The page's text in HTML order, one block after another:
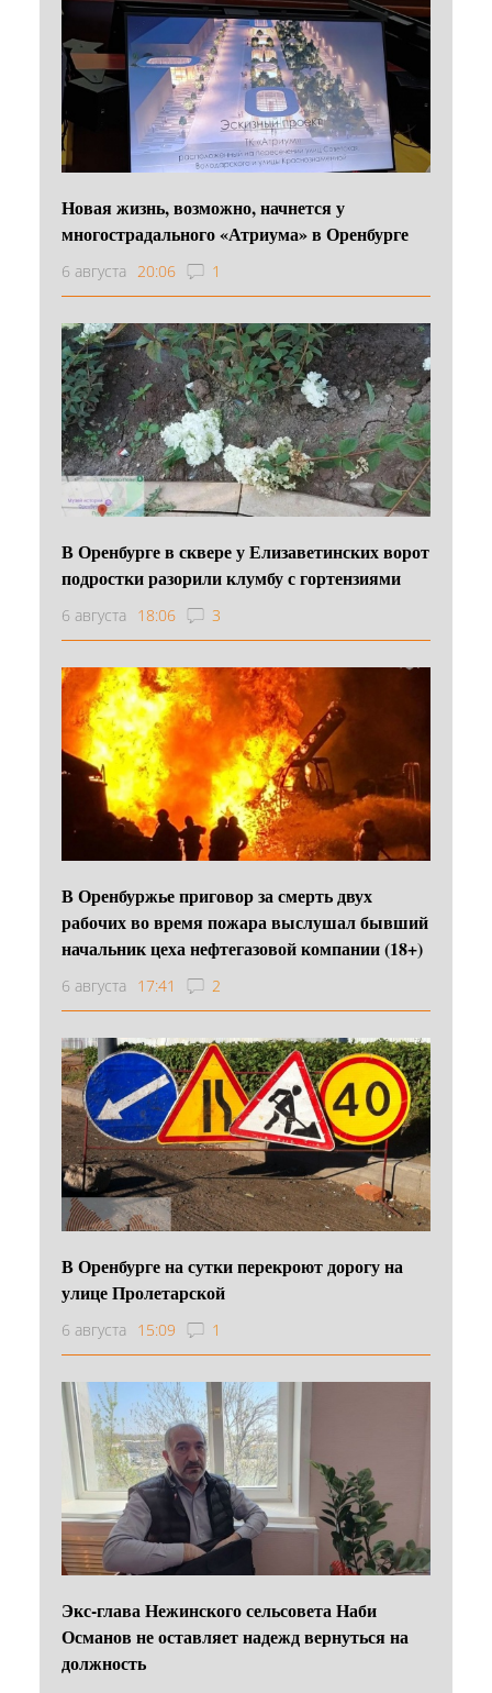
Новая жизнь, возможно, начнется у
многострадального «Атриума» в Оренбурге
6 августа 20:06 1
В Оренбурге в сквере у Елизаветинских ворот
подростки разорили клумбу с гортензиями
6 августа 18:06 3
В Оренбуржье приговор за смерть двух
рабочих во время пожара выслушал бывший
начальник цеха нефтегазовой компании (18+)
6 августа 17:41 2
В Оренбурге на сутки перекроют дорогу на
улице Пролетарской
6 августа 15:09 1
Экс-глава Нежинского сельсовета Наби
Османов не оставляет надежд вернуться на
должность